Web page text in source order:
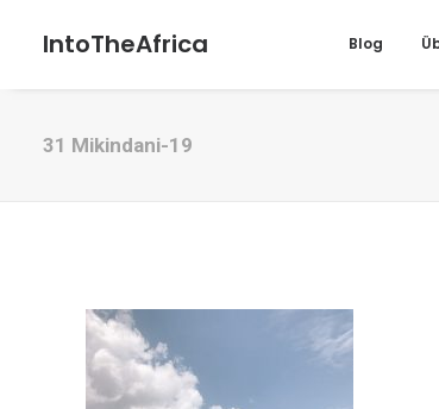
IntoTheAfrica Blog
31 Mikindani-19